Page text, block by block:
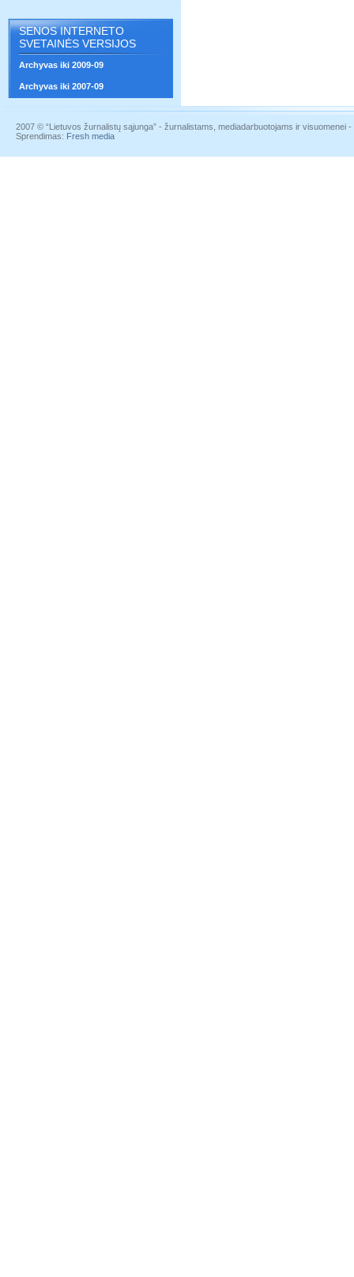
SENOS INTERNETO
SVETAINĖS VERSIJOS
Archyvas iki 2009-09
Archyvas iki 2007-09
2007 © “Lietuvos žurnalistų sąjunga” - žurnalistams, mediadarbuotojams ir visuomenei
Sprendimas: Fresh media